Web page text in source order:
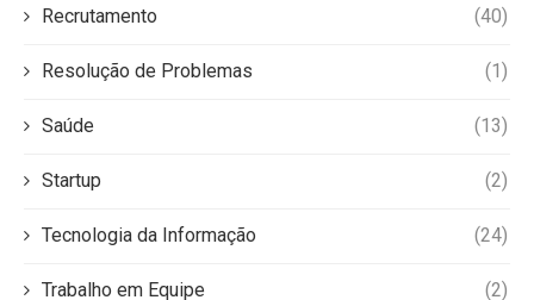
Recrutamento (40)
Resolução de Problemas (1)
Saúde (13)
Startup (2)
Tecnologia da Informação (24)
Trabalho em Equipe (2)